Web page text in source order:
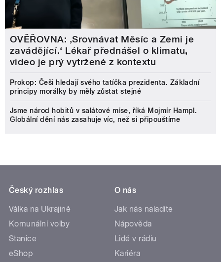
OVĚŘOVNA: ‚Srovnávat Měsíc a Zemi je
zavádějící.‘ Lékař přednášel o klimatu,
video je prý vytržené z kontextu
Prokop: Češi hledají svého tatíčka prezidenta. Základní
principy morálky by měly zůstat stejné
Jsme národ hobitů v salátové míse, říká Mojmír Hampl.
Globální dění nás zasahuje víc, než si připouštíme
Český rozhlas
Válka na Ukrajině
Komunální volby
Stanice
eShop
O nás
Jak nás naladíte
Nápověda
Lidé v rádiu
Kariéra